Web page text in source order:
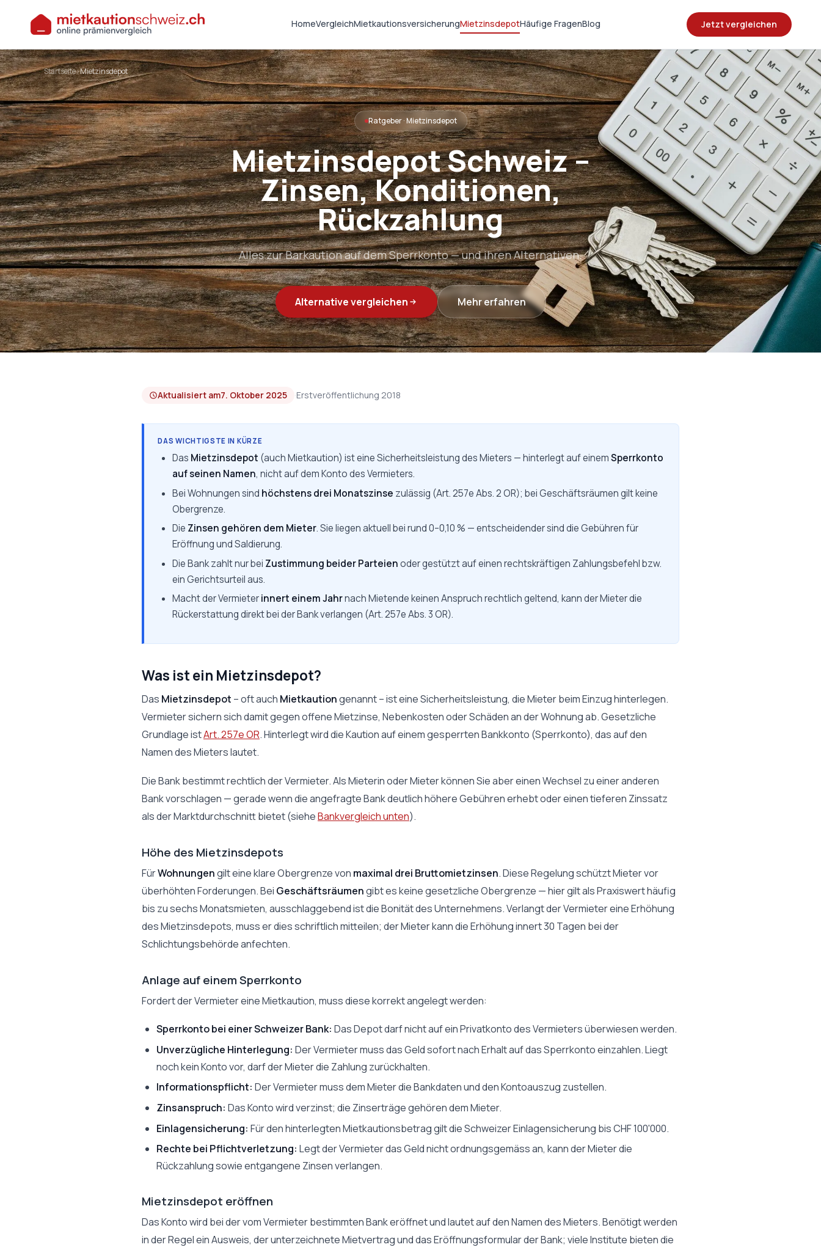
HomeVergleichMietkautionsversicherungMietzinsdepotHäufige FragenBlog Jetzt vergleichen
Startseite›Mietzinsdepot
Ratgeber · Mietzinsdepot
Mietzinsdepot Schweiz –
Zinsen, Konditionen,
Rückzahlung
Alles zur Barkaution auf dem Sperrkonto — und ihren Alternativen.
Alternative vergleichen Mehr erfahren
Aktualisiert am7. Oktober 2025 ·Erstveröffentlichung 2018
DAS WICHTIGSTE IN KÜRZE
Das Mietzinsdepot (auch Mietkaution) ist eine Sicherheitsleistung des Mieters — hinterlegt auf einemSperrkonto
auf seinen Namen, nicht auf dem Konto des Vermieters.
Bei Wohnungen sind höchstens drei Monatszinse zulässig (Art. 257e Abs. 2 OR); bei Geschäftsräumen gilt keine
Obergrenze.
Die Zinsen gehören dem Mieter. Sie liegen aktuell bei rund 0–0,10 % — entscheidender sind die Gebühren für
Eröffnung und Saldierung.
Die Bank zahlt nur bei Zustimmung beider Parteienoder gestützt auf einen rechtskräftigen Zahlungsbefehl bzw.
ein Gerichtsurteil aus.
Macht der Vermieterinnert einem Jahrnach Mietende keinen Anspruch rechtlich geltend, kann der Mieter die
Rückerstattung direkt bei der Bank verlangen (Art. 257e Abs. 3 OR).
Was ist ein Mietzinsdepot?
Das Mietzinsdepot – oft auch Mietkautiongenannt – ist eine Sicherheitsleistung, die Mieter beim Einzug hinterlegen.
Vermieter sichern sich damit gegen offene Mietzinse, Nebenkosten oder Schäden an der Wohnung ab. Gesetzliche
Grundlage istArt. 257e OR. Hinterlegt wird die Kaution auf einem gesperrten Bankkonto (Sperrkonto), das auf den
Namen des Mieters lautet.
Die Bank bestimmt rechtlich der Vermieter. Als Mieterin oder Mieter können Sie aber einen Wechsel zu einer anderen
Bank vorschlagen — gerade wenn die angefragte Bank deutlich höhere Gebühren erhebt oder einen tieferen Zinssatz
als der Marktdurchschnitt bietet (sieheBankvergleich unten).
Höhe des Mietzinsdepots
FürWohnungengilt eine klare Obergrenze von maximal drei Bruttomietzinsen. Diese Regelung schützt Mieter vor
überhöhten Forderungen. Bei Geschäftsräumengibt es keine gesetzliche Obergrenze — hier gilt als Praxiswert häufig
bis zu sechs Monatsmieten, ausschlaggebend ist die Bonität des Unternehmens. Verlangt der Vermieter eine Erhöhung
des Mietzinsdepots, muss er dies schriftlich mitteilen; der Mieter kann die Erhöhung innert 30 Tagen bei der
Schlichtungsbehörde anfechten.
Anlage auf einem Sperrkonto
Fordert der Vermieter eine Mietkaution, muss diese korrekt angelegt werden:
Sperrkonto bei einer Schweizer Bank: Das Depot darf nicht auf ein Privatkonto des Vermieters überwiesen werden.
Unverzügliche Hinterlegung: Der Vermieter muss das Geld sofort nach Erhalt auf das Sperrkonto einzahlen. Liegt
noch kein Konto vor, darf der Mieter die Zahlung zurückhalten.
Informationspflicht: Der Vermieter muss dem Mieter die Bankdaten und den Kontoauszug zustellen.
Zinsanspruch: Das Konto wird verzinst; die Zinserträge gehören dem Mieter.
Einlagensicherung: Für den hinterlegten Mietkautionsbetrag gilt die Schweizer Einlagensicherung bis CHF 100'000.
Rechte bei Pflichtverletzung: Legt der Vermieter das Geld nicht ordnungsgemäss an, kann der Mieter die
Rückzahlung sowie entgangene Zinsen verlangen.
Mietzinsdepot eröffnen
Das Konto wird bei der vom Vermieter bestimmten Bank eröffnet und lautet auf den Namen des Mieters. Benötigt werden
in der Regel ein Ausweis, der unterzeichnete Mietvertrag und das Eröffnungsformular der Bank; viele Institute bieten die